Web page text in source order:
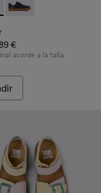
de piel y textil
009
K800513-001
- K800319-001 -
Runner - K800319-
€
acorde a la talla